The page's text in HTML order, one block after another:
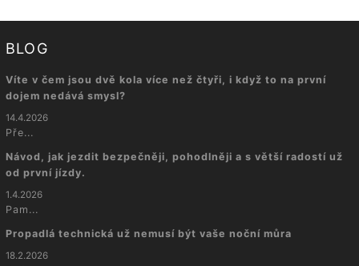
BLOG
Víte v čem jsou dvě kola více než čtyři, i když to na první
dojem nedává smysl?
14.4.2026
Pře...
Návod, jak jezdit bezpečněji, pohodlněji a s větší radostí už
od první jízdy.
1.4.2026
Pam...
Propadlá technická už nemusí být vaše noční můra
18.2.2026